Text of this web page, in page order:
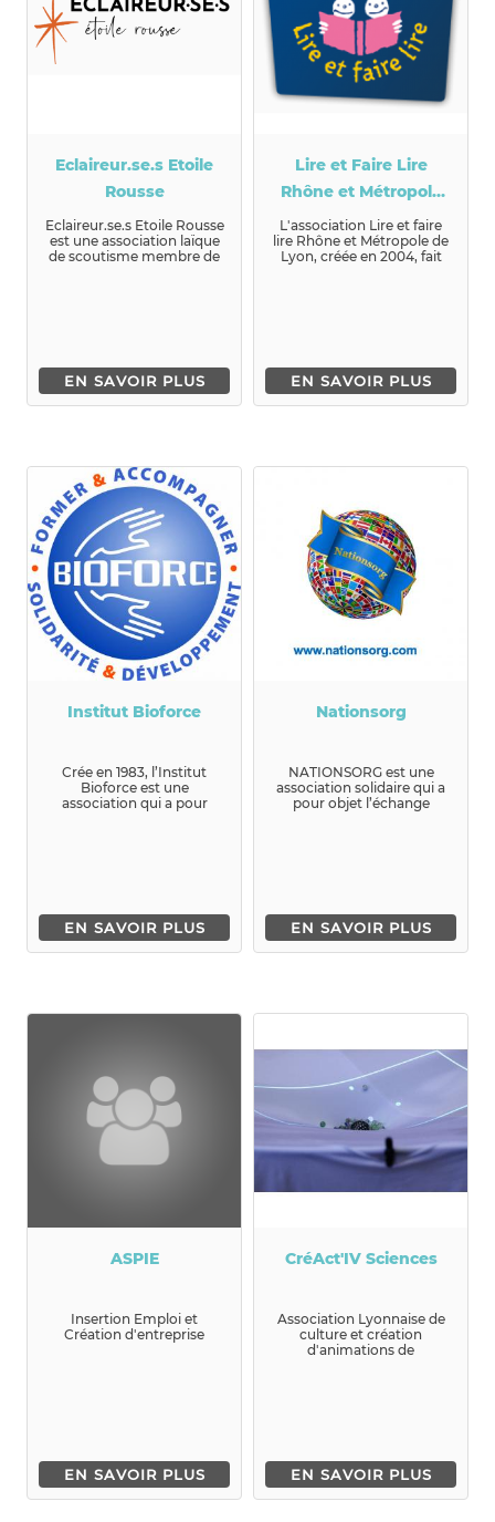
Eclaireur.se.s Etoile
Rousse
Eclaireur.se.s Etoile Rousse
est une association laïque
de scoutisme membre de
EN SAVOIR PLUS
Lire et Faire Lire
Rhône et Métropole
de Lyon
L'association Lire et faire
lire Rhône et Métropole de
Lyon, créée en 2004, fait
EN SAVOIR PLUS
Institut Bioforce
Crée en 1983, l’Institut
Bioforce est une
association qui a pour
EN SAVOIR PLUS
Nationsorg
NATIONSORG est une
association solidaire qui a
pour objet l’échange
EN SAVOIR PLUS
ASPIE
Insertion Emploi et
Création d'entreprise
EN SAVOIR PLUS
CréAct'IV Sciences
Association Lyonnaise de
culture et création
d'animations de
EN SAVOIR PLUS